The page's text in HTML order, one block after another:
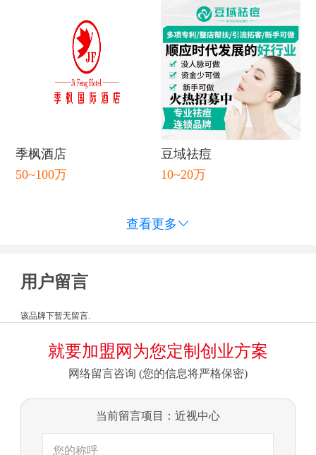
季枫酒店
50~100万
豆域祛痘
10~20万
查看更多 
用户留言
该品牌下暂无留言.
就要加盟网为您定制创业方案
网络留言咨询 (您的信息将严格保密)
当前留言项目：近视中心